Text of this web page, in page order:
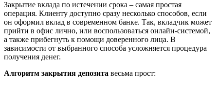
Закрытие вклада по истечении срока – самая простая
операция. Клиенту доступно сразу несколько способов, если
он оформил вклад в современном банке. Так, вкладчик может
прийти в офис лично, или воспользоваться онлайн-системой,
а также прибегнуть к помощи доверенного лица. В
зависимости от выбранного способа усложняется процедура
получения денег.
Алгоритм закрытия депозита весьма прост: